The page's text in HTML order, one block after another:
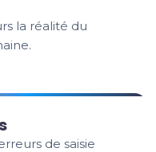
la réalité du
de saisie